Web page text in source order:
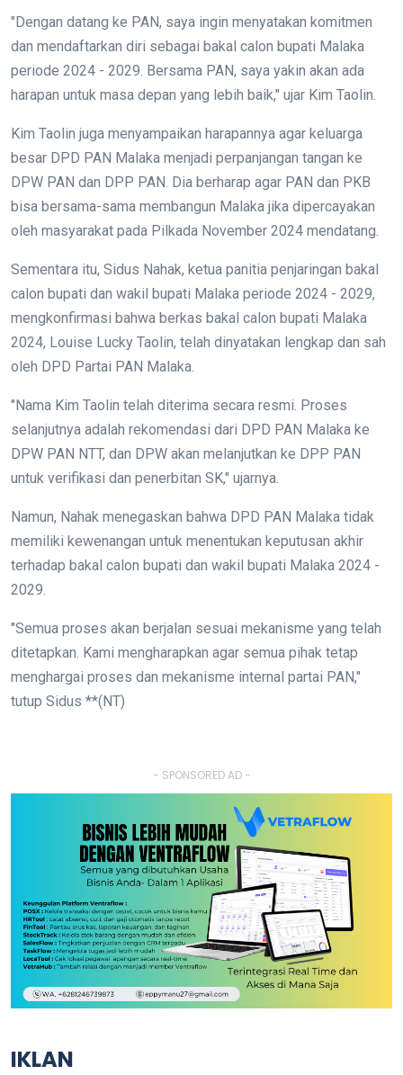
"Dengan datang ke PAN, saya ingin menyatakan komitmen
dan mendaftarkan diri sebagai bakal calon bupati Malaka
periode 2024 - 2029. Bersama PAN, saya yakin akan ada
harapan untuk masa depan yang lebih baik," ujar Kim Taolin.
Kim Taolin juga menyampaikan harapannya agar keluarga
besar DPD PAN Malaka menjadi perpanjangan tangan ke
DPW PAN dan DPP PAN. Dia berharap agar PAN dan PKB
bisa bersama-sama membangun Malaka jika dipercayakan
oleh masyarakat pada Pilkada November 2024 mendatang.
Sementara itu, Sidus Nahak, ketua panitia penjaringan bakal
calon bupati dan wakil bupati Malaka periode 2024 - 2029,
mengkonfirmasi bahwa berkas bakal calon bupati Malaka
2024, Louise Lucky Taolin, telah dinyatakan lengkap dan sah
oleh DPD Partai PAN Malaka.
"Nama Kim Taolin telah diterima secara resmi. Proses
selanjutnya adalah rekomendasi dari DPD PAN Malaka ke
DPW PAN NTT, dan DPW akan melanjutkan ke DPP PAN
untuk verifikasi dan penerbitan SK," ujarnya.
Namun, Nahak menegaskan bahwa DPD PAN Malaka tidak
memiliki kewenangan untuk menentukan keputusan akhir
terhadap bakal calon bupati dan wakil bupati Malaka 2024 -
2029.
"Semua proses akan berjalan sesuai mekanisme yang telah
ditetapkan. Kami mengharapkan agar semua pihak tetap
menghargai proses dan mekanisme internal partai PAN,"
tutup Sidus **(NT)
- SPONSORED AD -
IKLAN